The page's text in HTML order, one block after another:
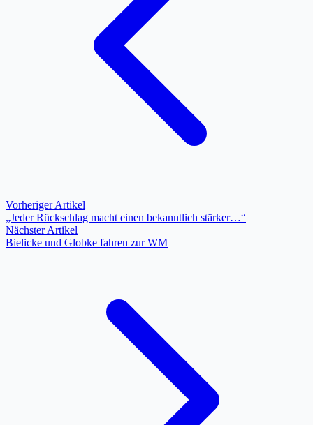
Vorheriger Artikel
„Jeder Rückschlag macht einen bekanntlich stärker…“
Nächster Artikel
Bielicke und Globke fahren zur WM